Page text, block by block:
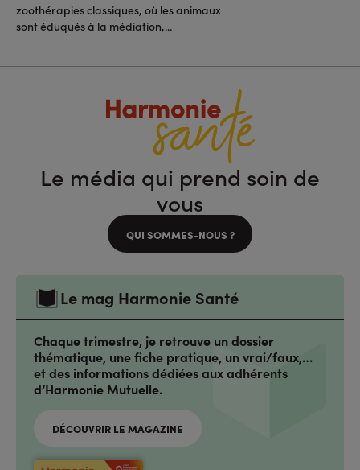
zoothérapies classiques, où les animaux
sont éduqués à la médiation,...
Le média qui prend soin de
vous
QUI SOMMES-NOUS ?
Le mag Harmonie Santé
Chaque trimestre, je retrouve un dossier
thématique, une fiche pratique, un vrai/faux,…
et des informations dédiées aux adhérents
d’Harmonie Mutuelle.
DÉCOUVRIR LE MAGAZINE